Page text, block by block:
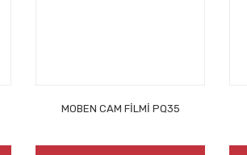
MOBEN CAM FİLMİ PQ35